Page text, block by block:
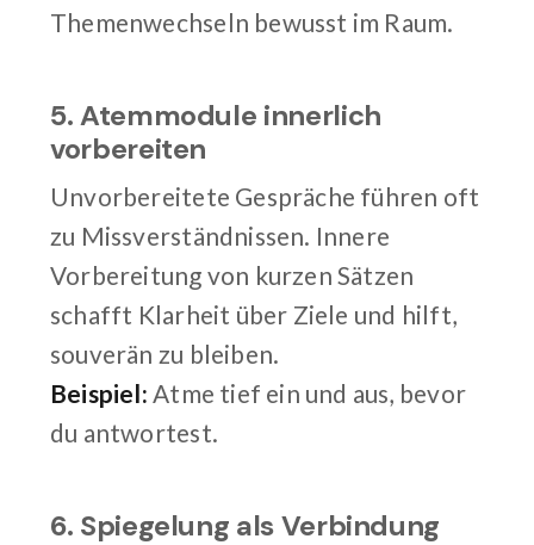
Themenwechseln bewusst im Raum.
5. Atemmodule innerlich
vorbereiten
Unvorbereitete Gespräche führen oft
zu Missverständnissen. Innere
Vorbereitung von kurzen Sätzen
schafft Klarheit über Ziele und hilft,
souverän zu bleiben.
Beispiel: Atme tief ein und aus, bevor
du antwortest.
6. Spiegelung als Verbindung